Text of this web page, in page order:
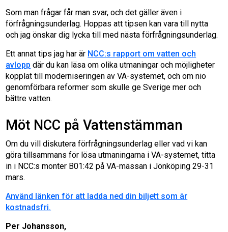
Som man frågar får man svar, och det gäller även i
förfrågningsunderlag. Hoppas att tipsen kan vara till nytta
och jag önskar dig lycka till med nästa förfrågningsunderlag.
Ett annat tips jag har är NCC:s rapport om vatten och
avlopp där du kan läsa om olika utmaningar och möjligheter
kopplat till moderniseringen av VA-systemet, och om nio
genomförbara reformer som skulle ge Sverige mer och
bättre vatten.
Möt NCC på Vattenstämman
Om du vill diskutera förfrågningsunderlag eller vad vi kan
göra tillsammans för lösa utmaningarna i VA-systemet, titta
in i NCC:s monter B01:42 på VA-mässan i Jönköping 29-31
mars.
Använd länken för att ladda ned din biljett som är
kostnadsfri.
Per Johansson,